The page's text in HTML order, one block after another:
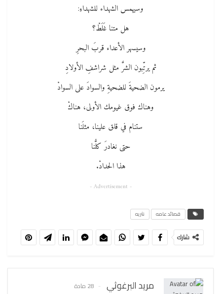
وسيهمس الشهداء للشهداءِ:
هل متنا غَلَطْ؟
وسيسهر الأعداء قربَ البحرِ
ثم يرتِّبون الشرَّ مثل شراشفِ الأولادِ
يرمون الضحيةَ للضحيةِ والسوادَ على السوادْ
وهناك فوق غيومك الأولى، هناكْ
ستنام في قلق علينا، مثلَنا
حتى نغادرَ كلُّنا
هذا الحدادْ.
- Advertisement -
قصائد عامه نثريه
شارك
مريد البرغوثي 28 مادة